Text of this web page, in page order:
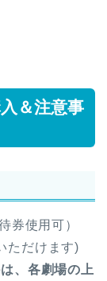
＆注意事
券使用可）
ただけます)
、各劇場の上